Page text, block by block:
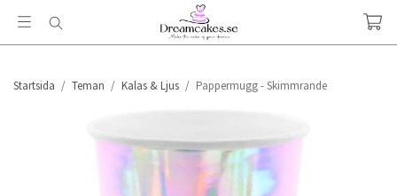
Startsida / Teman / Kalas & Ljus / Pappermugg - Skimmrande